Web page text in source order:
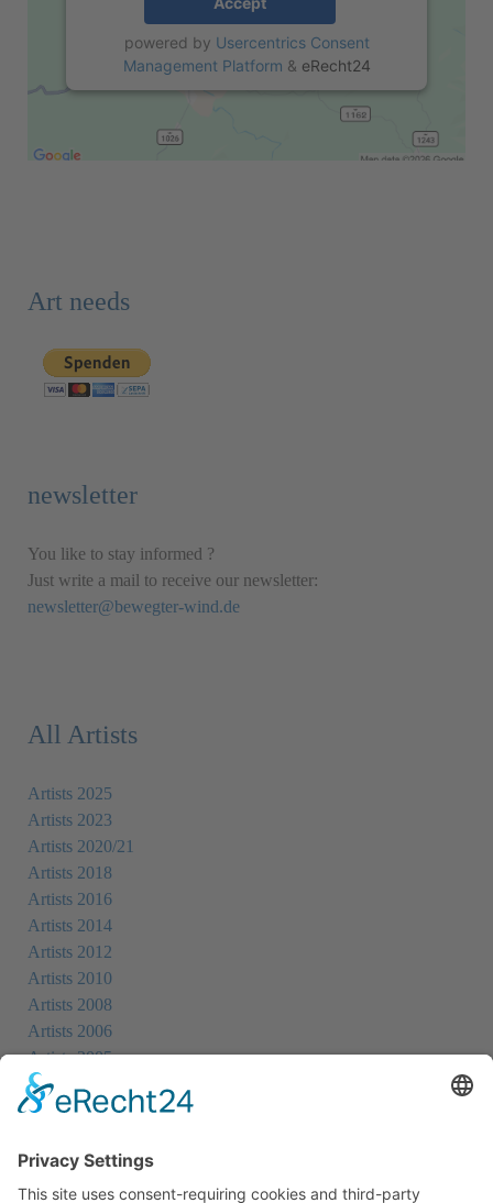
powered by Usercentrics Consent
Management Platform & eRecht24
Art needs
newsletter
You like to stay informed ?
Just write a mail to receive our newsletter:
newsletter@bewegter-wind.de
All Artists
Artists 2025
Artists 2023
Artists 2020/21
Artists 2018
Artists 2016
Artists 2014
Artists 2012
Artists 2010
Artists 2008
Artists 2006
Artists 2005
Artists 2004